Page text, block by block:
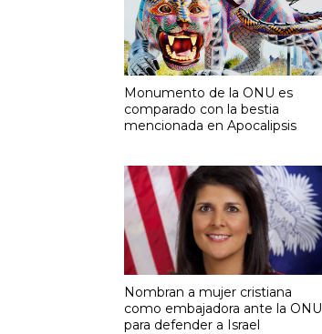
Monumento de la ONU es
comparado con la bestia
mencionada en Apocalipsis
Nombran a mujer cristiana
como embajadora ante la ONU
para defender a Israel